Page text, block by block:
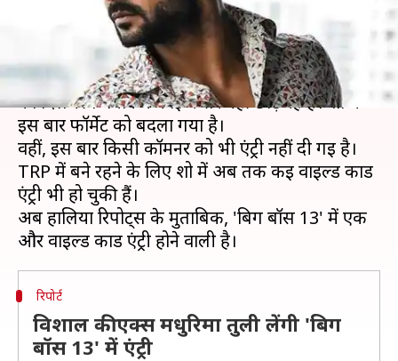
टेलीविज़न रियलिटी शो 'बिग बॉस' के मेकर्स 13वें सीज़न
को दिलचस्प बनाने में कोई कसर नहीं छोड़ रहे हैं। शो में
इस बार फॉर्मेट को बदला गया है।
वहीं, इस बार किसी कॉमनर को भी एंट्री नहीं दी गई है।
TRP में बने रहने के लिए शो में अब तक कई वाइल्ड कार्ड
एंट्री भी हो चुकी हैं।
अब हालिया रिपोर्ट्स के मुताबिक, 'बिग बॉस 13' में एक
रिपोर्ट
विशाल की एक्स मधुरिमा तुली लेंगी 'बिग
बॉस 13' में एंट्री